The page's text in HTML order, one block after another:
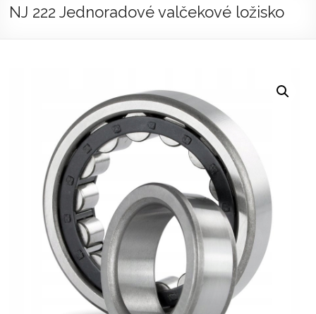
NJ 222 Jednoradové valčekové ložisko